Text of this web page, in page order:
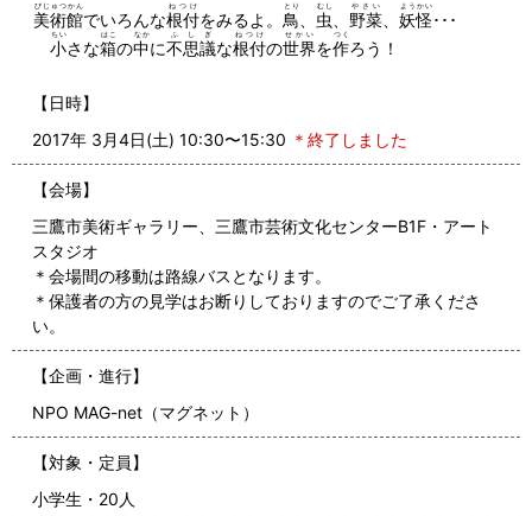
美術館
びじゅつかん
でいろんな根付
ねつけ
をみるよ。 鳥
とり
虫
むし
野菜
やさい
妖怪
ようかい
･･･
小
ちい
さな箱
はこ
の中
なか
に不思議
ふしぎ
な根付
ねつけ
の世界
せかい
を作
つく
ろう！
【日時】
2017年 3月4日(土) 10:30〜15:30 ＊終了しました
【会場】
三鷹市美術ギャラリー、三鷹市芸術文化センターB1F・アート
スタジオ
＊会場間の移動は路線バスとなります。
＊保護者の方の見学はお断りしておりますのでご了承くださ
い。
【企画・進行】
NPO MAG-net（マグネット）
【対象・定員】
小学生・20人